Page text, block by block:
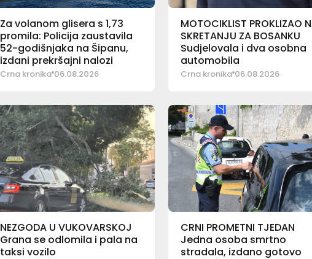
Za volanom glisera s 1,73
promila: Policija zaustavila
52-godišnjaka na Šipanu,
izdani prekršajni nalozi
Crna kronika 06.08.2026
MOTOCIKLIST PROKLIZAO
SKRETANJU ZA BOSANKU
Sudjelovala i dva osobna
automobila
Crna kronika 06.08.2026
NEZGODA U VUKOVARSKOJ
Grana se odlomila i pala na
taksi vozilo
CRNI PROMETNI TJEDAN
Jedna osoba smrtno
stradala, izdano gotovo